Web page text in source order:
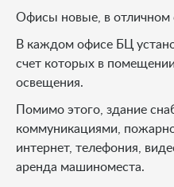
Офисы новые, в отличном
В каждом офисе БЦ
счет которых в
освещения.
Помимо этого, здание
коммуникациями,
интернет, телефония,
аренда машиноместа.